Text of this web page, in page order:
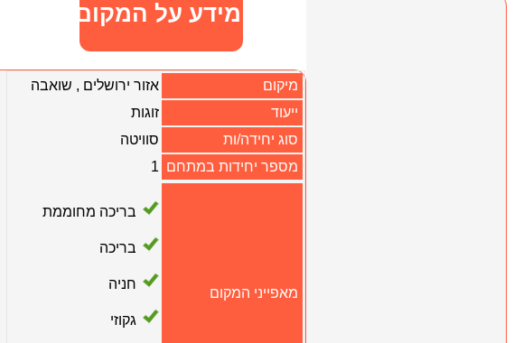
מידע על המקום
מיקום אזור ירושלים , שואבה
ייעוד
זוגות
סוג יחידה/ות
סוויטה
מספר יחידות במתחם 1
מאפייני המקום
בריכה מחוממת
בריכה
חניה
גקוזי